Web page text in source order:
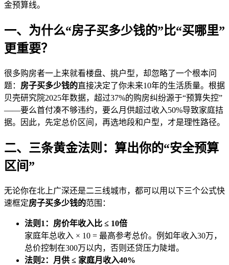
金预算线。
一、为什么“房子买多少钱的”比“买哪里”
更重要？
很多购房者一上来就看楼盘、挑户型，却忽略了一个根本问
题： 房子买多少钱的直接决定了你未来10年的生活质量。根据
贝壳研究院2025年数据，超过37%的购房纠纷源于“预算失控”
——要么首付凑不够违约，要么月供超过收入50%导致家庭拮
据。因此，先定总价区间，再选地段和户型，才是理性路径。
二、三条黄金法则：算出你的“安全预算
区间”
无论你在北上广深还是二三线城市，都可以用以下三个公式快
速框定房子买多少钱的范围：
法则1：房价年收入比 ≤ 10倍
家庭年总收入 × 10 = 最高参考总价。例如年收入30万，
总价控制在300万以内，否则还贷压力陡增。
法则2：月供 ≤ 家庭月收入40%